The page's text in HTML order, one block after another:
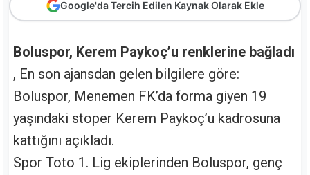
Google'da Tercih Edilen Kaynak Olarak Ekle
Boluspor, Kerem Paykoç’u renklerine bağladı
, En son ajansdan gelen bilgilere göre:
Boluspor, Menemen FK’da forma giyen 19
yaşındaki stoper Kerem Paykoç’u kadrosuna
kattığını açıkladı.
Spor Toto 1. Lig ekiplerinden Boluspor, genç